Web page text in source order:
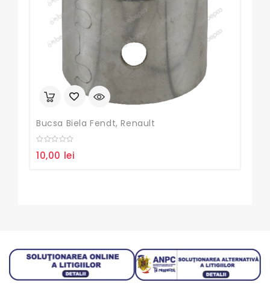
Bucsa Biela Fendt, Renault
out
10,00 lei